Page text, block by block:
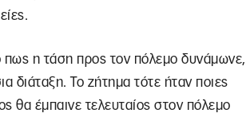
πως η τάση προς τον πόλεμο δυνάμωνε,
διάταξη. Το ζήτημα τότε ήταν ποιες
θα έμπαινε τελευταίος στον πόλεμο